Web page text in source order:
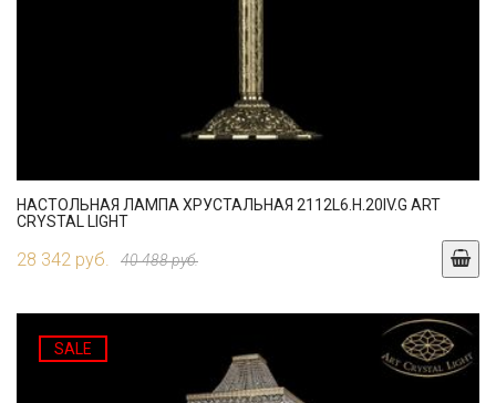
НАСТОЛЬНАЯ ЛАМПА ХРУСТАЛЬНАЯ 2112L6.H.20IV.G ART
CRYSTAL LIGHT
28 342 руб. 40 488 руб.
SALE